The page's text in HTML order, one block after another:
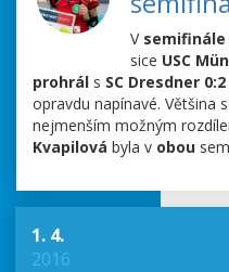
V semifinále
sice USC
prohrál s SC Dresdner 0:2
opravdu napínavé. Většina
nejmenším možným
Kvapilová byla v obou
1. 4.
2016